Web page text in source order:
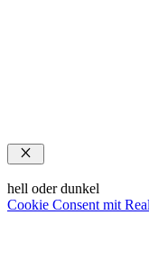
Schließen
hell oder dunkel
Cookie Consent mit